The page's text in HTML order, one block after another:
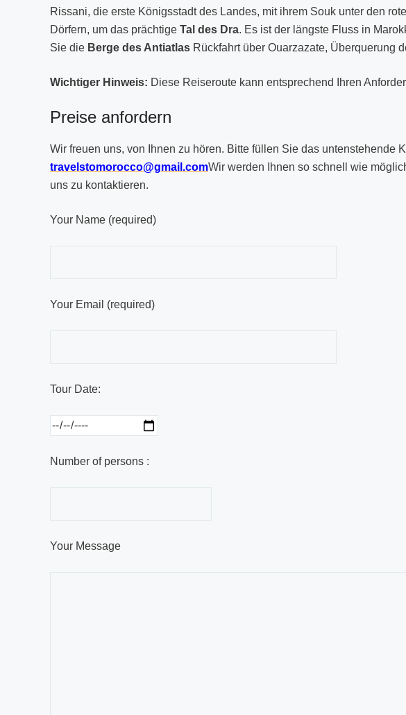
Rissani, die erste Königsstadt des Landes, mit ihrem Souk unter den
Dörfern, um das prächtige Tal des Dra. Es ist der längste Fluss in
Sie die Berge des Antiatlas Rückfahrt über Ouarzazate, Überquerung
Wichtiger Hinweis: Diese Reiseroute kann entsprechend Ihren
Preise anfordern
Wir freuen uns, von Ihnen zu hören. Bitte füllen Sie das untenstehende
travelstomorocco@gmail.comWir werden Ihnen so schnell wie
uns zu kontaktieren.
Your Name (required)
Your Email (required)
Tour Date:
Number of persons :
Your Message